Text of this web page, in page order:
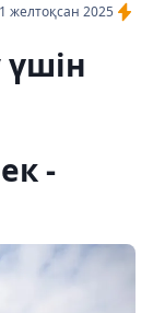
желтоқсан 2025
үшін
-